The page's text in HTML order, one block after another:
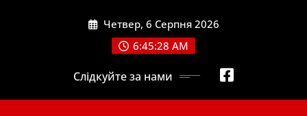
Четвер, 6 Серпня 2026
6:45:29 AM
Слідкуйте за нами